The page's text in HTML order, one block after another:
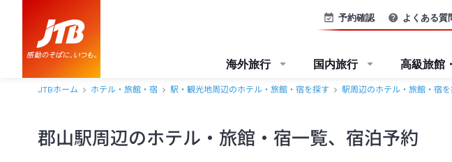
予約確認 よくある質
海外旅行 国内旅行 高級旅館
JTBホーム ホテル・旅館・宿 駅・観光地周辺のホテル・旅館・宿を探す 駅周辺のホテル・旅館・宿
郡山駅周辺のホテル・旅館・宿一覧、宿泊予約